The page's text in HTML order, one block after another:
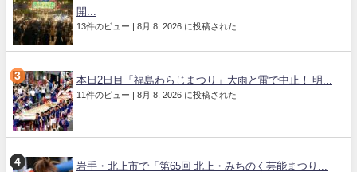
開...
13件のビュー | 8月 8, 2026 に投稿された
本日2日目「福島わらじまつり」大雨と雷で中止！ 明...
11件のビュー | 8月 8, 2026 に投稿された
岩手・北上市で「第65回 北上・みちのく芸能まつり...